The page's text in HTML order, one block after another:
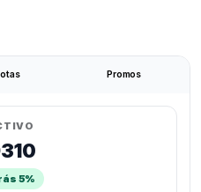
Promos
5%